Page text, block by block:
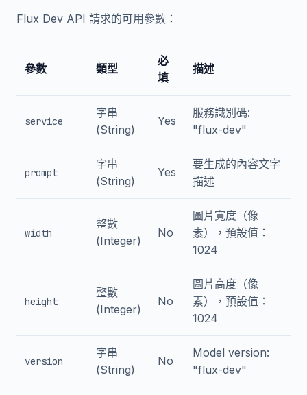
Flux Dev API 請求的可用參數：
參數 類型
必
填
描述
service
字串
(String)
Yes
服務識別碼:
"flux-dev"
prompt
字串
(String)
Yes
要生成的內容文字
描述
width
整數
(Integer)
No
圖片寬度（像
素），預設值：
1024
height
整數
(Integer)
No
圖片高度（像
素），預設值：
1024
version
字串
(String)
No
Model version:
"flux-dev"